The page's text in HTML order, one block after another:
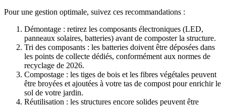
Pour une gestion optimale, suivez ces recommandations :
Démontage : retirez les composants électroniques (LED,
panneaux solaires, batteries) avant de composter la structure.
Tri des composants : les batteries doivent être déposées dans
les points de collecte dédiés, conformément aux normes de
recyclage de 2026.
Compostage : les tiges de bois et les fibres végétales peuvent
être broyées et ajoutées à votre tas de compost pour enrichir le
sol de votre jardin.
Réutilisation : les structures encore solides peuvent être